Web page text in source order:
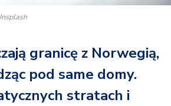
granicę z Norwegią,
pod same domy.
stratach i